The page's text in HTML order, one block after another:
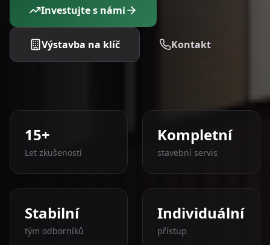
Investujte s námi
Výstavba na klíč Kontakt
15+
Let zkušeností
Kompletní
stavební servis
Stabilní
tým odborníků
Individuální
přístup